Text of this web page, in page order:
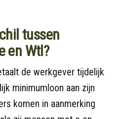
tussen
en Wtl?
de werkgever tijdelijk
minimumloon aan zijn
komen in aanmerking